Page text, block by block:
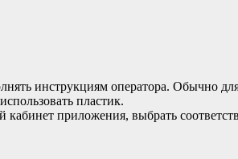
инструкциям оператора. Обычно
пластик.
кабинет приложения, выбрать